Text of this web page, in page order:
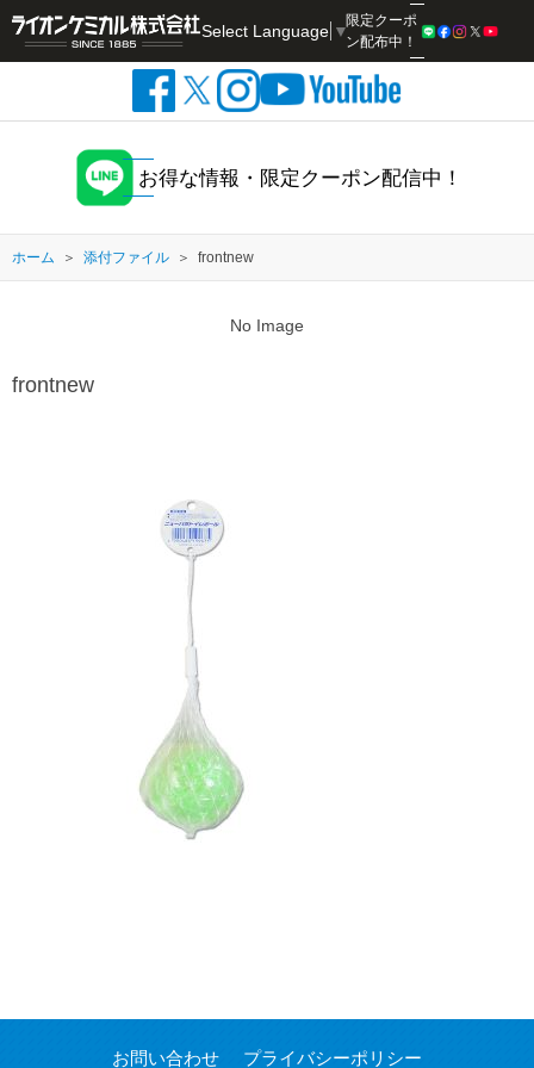
Select Language ▼
限定クーポ
ン配布中！
お得な情報・限定クーポン配信中！
ホーム 添付ファイル frontnew
No Image
frontnew
お問い合わせ プライバシーポリシー
検索